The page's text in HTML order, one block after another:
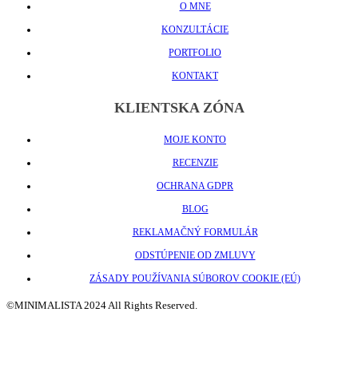
O MNE
KONZULTÁCIE
PORTFOLIO
KONTAKT
KLIENTSKA ZÓNA
MOJE KONTO
RECENZIE
OCHRANA GDPR
BLOG
REKLAMAČNÝ FORMULÁR
ODSTÚPENIE OD ZMLUVY
ZÁSADY POUŽÍVANIA SÚBOROV COOKIE (EÚ)
©MINIMALISTA 2024 All Rights Reserved.